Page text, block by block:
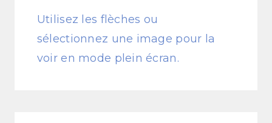
Utilisez les flèches ou
sélectionnez une image pour la
voir en mode plein écran.